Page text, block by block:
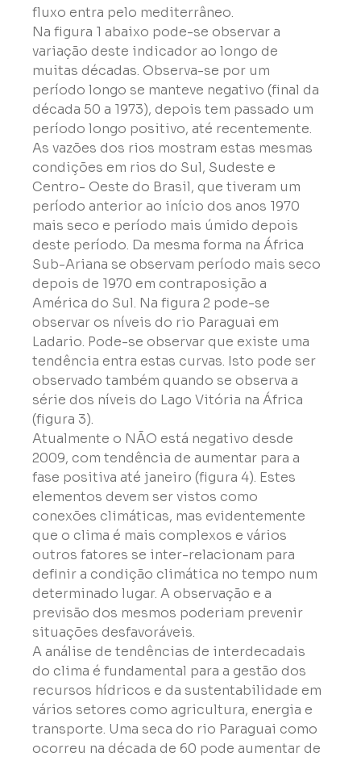
fluxo entra pelo mediterrâneo.
Na figura 1 abaixo pode-se observar a
variação deste indicador ao longo de
muitas décadas. Observa-se por um
período longo se manteve negativo (final da
década 50 a 1973), depois tem passado um
período longo positivo, até recentemente.
As vazões dos rios mostram estas mesmas
condições em rios do Sul, Sudeste e
Centro- Oeste do Brasil, que tiveram um
período anterior ao início dos anos 1970
mais seco e período mais úmido depois
deste período. Da mesma forma na África
Sub-Ariana se observam período mais seco
depois de 1970 em contraposição a
América do Sul. Na figura 2 pode-se
observar os níveis do rio Paraguai em
Ladario. Pode-se observar que existe uma
tendência entra estas curvas. Isto pode ser
observado também quando se observa a
série dos níveis do Lago Vitória na África
(figura 3).
Atualmente o NÃO está negativo desde
2009, com tendência de aumentar para a
fase positiva até janeiro (figura 4). Estes
elementos devem ser vistos como
conexões climáticas, mas evidentemente
que o clima é mais complexos e vários
outros fatores se inter-relacionam para
definir a condição climática no tempo num
determinado lugar. A observação e a
previsão dos mesmos poderiam prevenir
situações desfavoráveis.
A análise de tendências de interdecadais
do clima é fundamental para a gestão dos
recursos hídricos e da sustentabilidade em
vários setores como agricultura, energia e
transporte. Uma seca do rio Paraguai como
ocorreu na década de 60 pode aumentar de